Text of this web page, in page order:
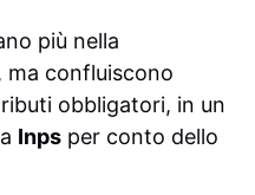
più nella
ma confluiscono
obbligatori, in un
Inps per conto dello